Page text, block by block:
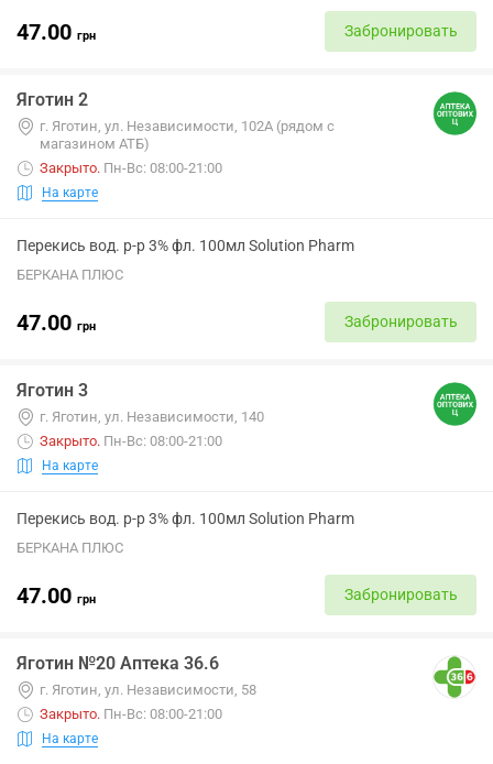
47.00 грн Забронировать
Яготин 2
г. Яготин, ул. Независимости, 102А (рядом с
магазином АТБ)
Закрыто. Пн-Вс: 08:00-21:00
На карте
Перекись вод. р-р 3% фл. 100мл Solution Pharm
БЕРКАНА ПЛЮС
47.00 грн Забронировать
Яготин 3
г. Яготин, ул. Независимости, 140
Закрыто. Пн-Вс: 08:00-21:00
На карте
Перекись вод. р-р 3% фл. 100мл Solution Pharm
БЕРКАНА ПЛЮС
47.00 грн Забронировать
Яготин №20 Аптека 36.6
г. Яготин, ул. Независимости, 58
Закрыто. Пн-Вс: 08:00-21:00
На карте